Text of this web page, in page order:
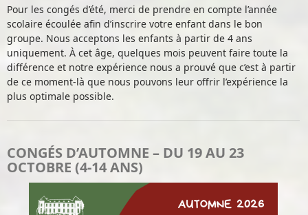
Pour les congés d’été, merci de prendre en compte l’année
scolaire écoulée afin d’inscrire votre enfant dans le bon
groupe. Nous acceptons les enfants à partir de 4 ans
uniquement. À cet âge, quelques mois peuvent faire toute la
différence et notre expérience nous a prouvé que c’est à partir
de ce moment-là que nous pouvons leur offrir l’expérience la
plus optimale possible.
CONGÉS D’AUTOMNE – DU 19 AU 23
OCTOBRE (4-14 ANS)